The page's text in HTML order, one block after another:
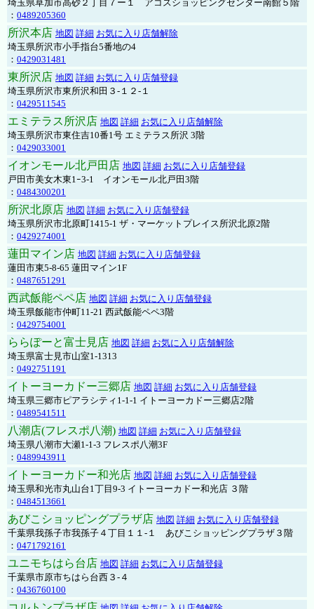
埼玉県草加市高砂２丁目７ー１ アコスショッピングセンター南館５階
： 0489205360
所沢本店 地図 詳細 お気に入り店舗解除
埼玉県所沢市小手指台5番地の4
： 0429031481
東所沢店 地図 詳細 お気に入り店舗登録
埼玉県所沢市東所沢和田３-１２-１
： 0429511545
エミテラス所沢店 地図 詳細 お気に入り店舗解除
埼玉県所沢市東住吉10番1号 エミテラス所沢 3階
： 0429033001
イオンモール北戸田店 地図 詳細 お気に入り店舗登録
戸田市美女木東1ｰ3‐1 イオンモール北戸田3階
： 0484300201
所沢北原店 地図 詳細 お気に入り店舗登録
埼玉県所沢市北原町1415-1 ザ・マーケットプレイス所沢北原2階
： 0429274001
蓮田マイン店 地図 詳細 お気に入り店舗登録
蓮田市東5-8-65 蓮田マイン1F
： 0487651291
西武飯能ペペ店 地図 詳細 お気に入り店舗登録
埼玉県飯能市仲町11-21 西武飯能ペペ3階
： 0429754001
ららぽーと富士見店 地図 詳細 お気に入り店舗解除
埼玉県富士見市山室1-1313
： 0492751191
イトーヨーカドー三郷店 地図 詳細 お気に入り店舗登録
埼玉県三郷市ピアラシティ1-1-1 イトーヨーカドー三郷店2階
： 0489541511
八潮店(フレスポ八潮) 地図 詳細 お気に入り店舗登録
埼玉県八潮市大瀬1-1-3 フレスポ八潮3F
： 0489943911
イトーヨーカドー和光店 地図 詳細 お気に入り店舗登録
埼玉県和光市丸山台1丁目9-3 イトーヨーカドー和光店 ３階
： 0484513661
あびこショッピングプラザ店 地図 詳細 お気に入り店舗登録
千葉県我孫子市我孫子４丁目１１-１ あびこショッピングプラザ３階
： 0471792161
ユニモちはら台店 地図 詳細 お気に入り店舗登録
千葉県市原市ちはら台西３-４
： 0436760100